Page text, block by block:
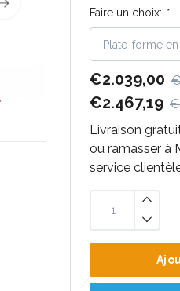
Faire un choix: *
€2.039,00
€2.467,19
Livraison
ou ramasser à
service